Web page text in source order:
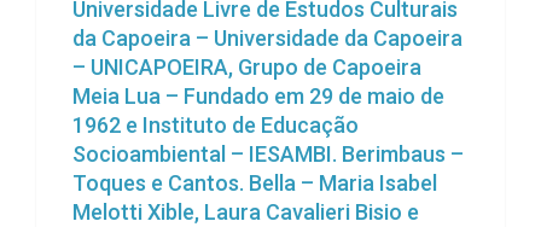
Universidade Livre de Estudos Culturais
da Capoeira – Universidade da Capoeira
– UNICAPOEIRA, Grupo de Capoeira
Meia Lua – Fundado em 29 de maio de
1962 e Instituto de Educação
Socioambiental – IESAMBI. Berimbaus –
Toques e Cantos. Bella – Maria Isabel
Melotti Xible, Laura Cavalieri Bisio e